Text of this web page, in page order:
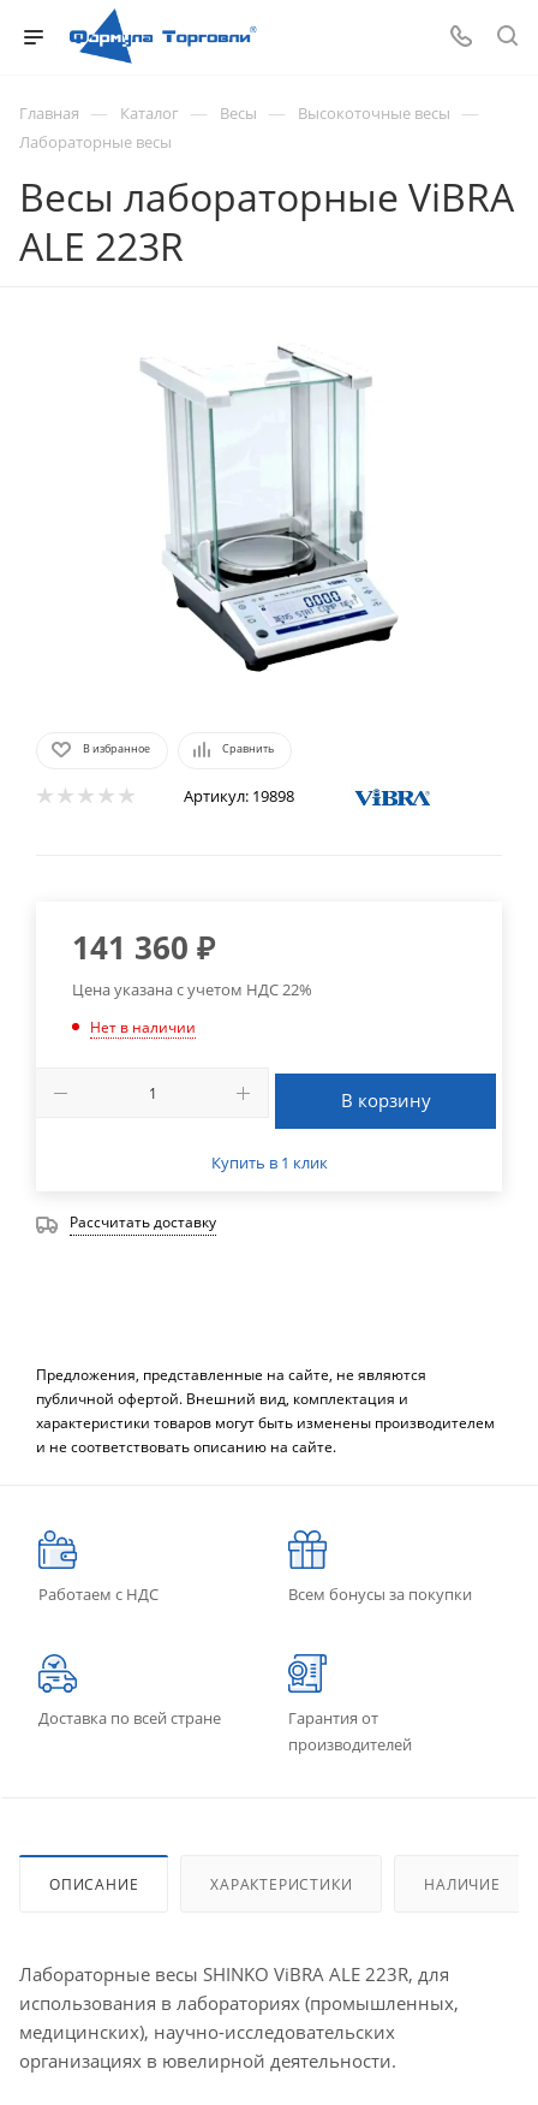
Главная — Каталог — Весы — Высокоточные весы —
Лабораторные весы
Весы лабораторные ViBRA
ALE 223R
В избранное Сравнить
Артикул: 19898
141 360 ₽
Цена указана с учетом НДС 22%
Нет в наличии
В корзину
Купить в 1 клик
Рассчитать доставку
Предложения, представленные на сайте, не являются
публичной офертой. Внешний вид, комплектация и
характеристики товаров могут быть изменены производителем
и не соответствовать описанию на сайте.
Работаем с НДС Всем бонусы за покупки
Доставка по всей стране
Гарантия от
производителей
ОПИСАНИЕ ХАРАКТЕРИСТИКИ НАЛИЧИЕ
Лабораторные весы SHINKO ViBRA ALE 223R, для
использования в лабораториях (промышленных,
медицинских), научно-исследовательских
организациях в ювелирной деятельности.